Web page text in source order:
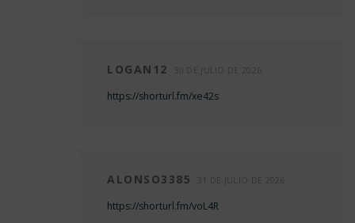
LOGAN12
https://shorturl.fm/xe42s
ALONSO3385
https://shorturl.fm/voL4R